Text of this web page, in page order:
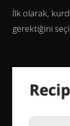
İlk olarak,
gerektiğini